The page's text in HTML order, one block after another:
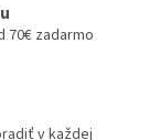
70€ zadarmo
v každej